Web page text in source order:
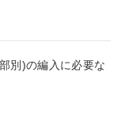
別)の編入に必要な